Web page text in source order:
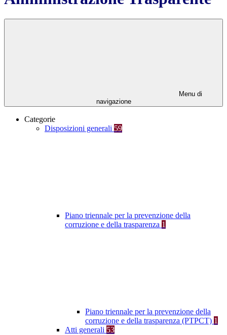
Menu di
navigazione
Categorie
Disposizioni generali 59
Piano triennale per la prevenzione della
corruzione e della trasparenza 1
Piano triennale per la prevenzione della
corruzione e della trasparenza (PTPCT) 1
Atti generali 53